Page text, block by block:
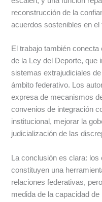
reconstrucción de la
acuerdos sostenibles en el
El trabajo también
de la Ley del Deporte, que
sistemas extrajudiciales
ámbito federativo. Los
expresa de mecanismos
convenios de integración
institucional, mejorar la
judicialización de las
La conclusión es clara:
constituyen una
relaciones federativas,
medida de la capacidad